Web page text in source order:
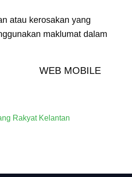
atau kerosakan yang
maklumat dalam
WEB MOBILE